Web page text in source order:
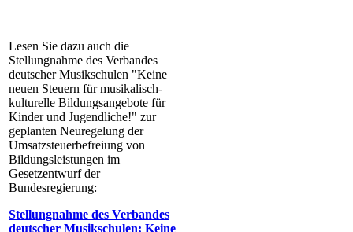
Lesen Sie dazu auch die
Stellungnahme des Verbandes
deutscher Musikschulen "Keine
neuen Steuern für musikalisch-
kulturelle Bildungsangebote für
Kinder und Jugendliche!" zur
geplanten Neuregelung der
Umsatzsteuerbefreiung von
Bildungsleistungen im
Gesetzentwurf der
Bundesregierung:
Stellungnahme des Verbandes
deutscher Musikschulen: Keine